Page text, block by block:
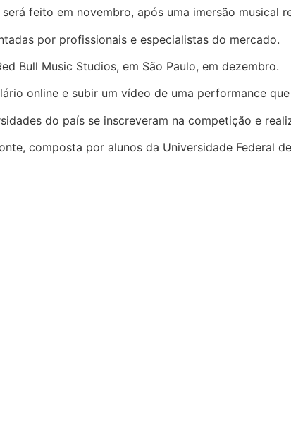
feito em novembro, após uma imersão musical
por profissionais e especialistas do mercado.
Bull Music Studios, em São Paulo, em dezembro.
online e subir um vídeo de uma performance
do país se inscreveram na competição e
composta por alunos da Universidade Federal